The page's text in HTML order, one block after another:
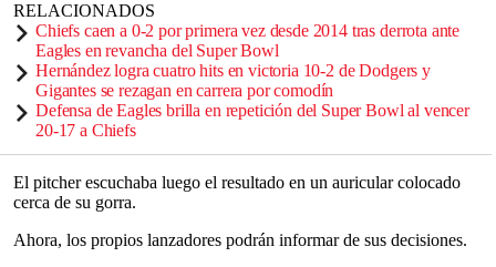
RELACIONADOS
Chiefs caen a 0-2 por primera vez desde 2014 tras derrota ante
Eagles en revancha del Super Bowl
Hernández logra cuatro hits en victoria 10-2 de Dodgers y
Gigantes se rezagan en carrera por comodín
Defensa de Eagles brilla en repetición del Super Bowl al vencer
20-17 a Chiefs
El pitcher escuchaba luego el resultado en un auricular colocado
cerca de su gorra.
Ahora, los propios lanzadores podrán informar de sus decisiones.